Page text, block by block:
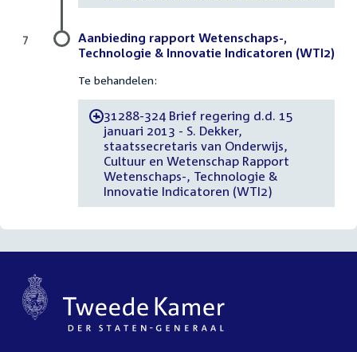
Aanbieding rapport Wetenschaps-,
Technologie & Innovatie Indicatoren (WTI2)
Te behandelen:
-31288-324 Brief regering d.d. 15
januari 2013 - S. Dekker,
staatssecretaris van Onderwijs,
Cultuur en Wetenschap Rapport
Wetenschaps-, Technologie &
Innovatie Indicatoren (WTI2)
7